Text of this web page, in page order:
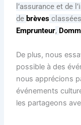
l’assurance et de
de brèves
Emprunteur,
De plus, nous
possible à des
nous apprécions
événements
les partageons